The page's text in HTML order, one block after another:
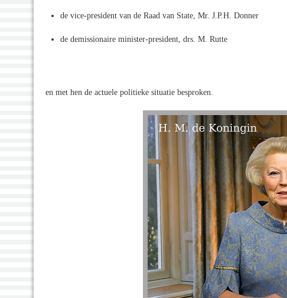
de vice-president van de Raad van State, Mr. J.P.H. Donner
de demissionaire minister-president, drs. M. Rutte
en met hen de actuele politieke situatie besproken.